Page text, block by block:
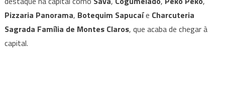
Pizzaria Panorama, Botequim Sapucaíe Charcuteria
Sagrada Família de Montes Claros, que acaba de chegar à
capital.